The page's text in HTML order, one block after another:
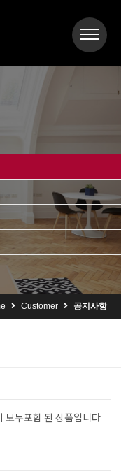
Customer 공지사항
모두포함 된 상품입니다